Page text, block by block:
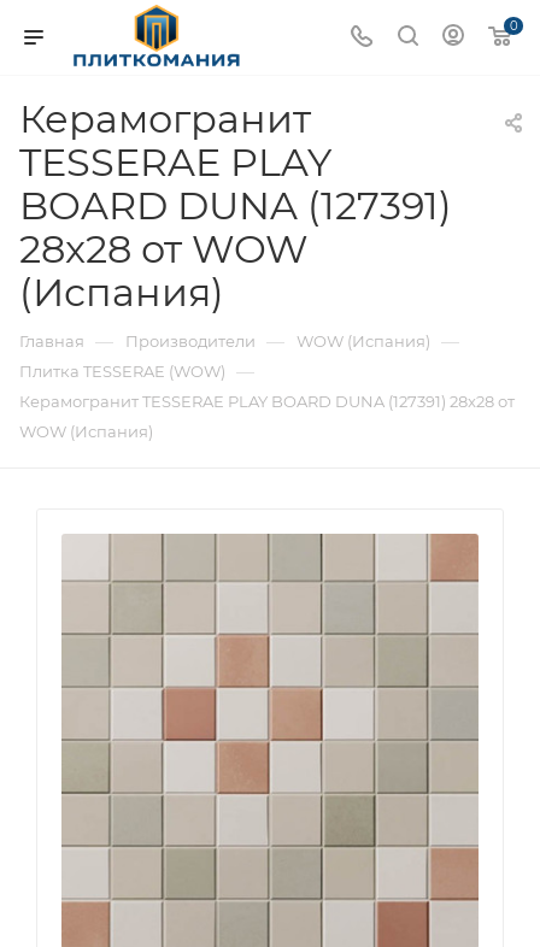
0
Керамогранит
TESSERAE PLAY
BOARD DUNA (127391)
28x28 от WOW
(Испания)
Главная — Производители — WOW (Испания) —
Плитка TESSERAE (WOW) —
Керамогранит TESSERAE PLAY BOARD DUNA (127391) 28x28 от
WOW (Испания)